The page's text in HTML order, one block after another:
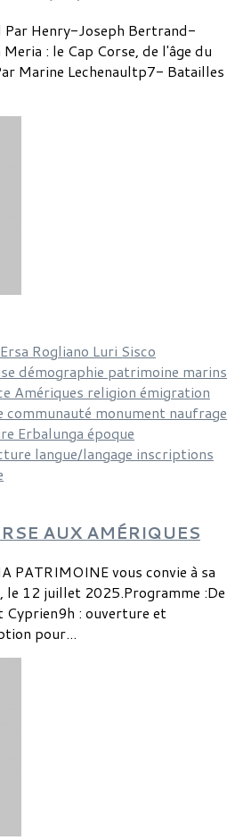
Henry-Joseph Bertrand-
: le Cap Corse, de l'âge du
Marine Lechenaultp7- Batailles
Ersa Rogliano Luri Sisco
démographie patrimoine marins
Amériques religion émigration
communauté monument naufrage
Erbalunga époque
langue/langage inscriptions
AUX AMÉRIQUES
PATRIMOINE vous convie à sa
le 12 juillet 2025.Programme :De
Cyprien9h : ouverture et
pour...